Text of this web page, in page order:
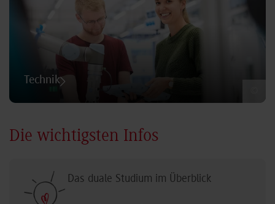
Technik
Die wichtigsten Infos
Das duale Studium im Überblick